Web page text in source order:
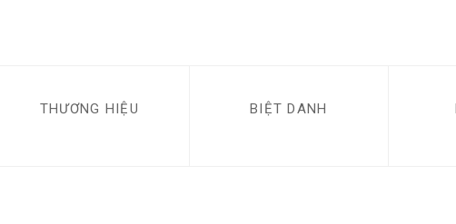
THƯƠNG HIỆU BIỆT DANH